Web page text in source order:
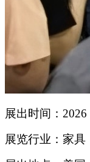
展出时间：2026
展览行业：家具